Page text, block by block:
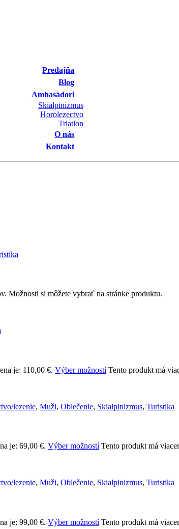
Predajňa
Blog
Ambasádori
Skialpinizmus
Horolezectvo
Triatlon
O nás
Kontakt
Možnosti si môžete vybrať na stránke produktu.
je: 110,00 €. Výber možností Tento produkt má
lezenie, Muži, Oblečenie, Skialpinizmus, Turistika
je: 69,00 €. Výber možností Tento produkt má
lezenie, Muži, Oblečenie, Skialpinizmus, Turistika
je: 99,00 €. Výber možností Tento produkt má